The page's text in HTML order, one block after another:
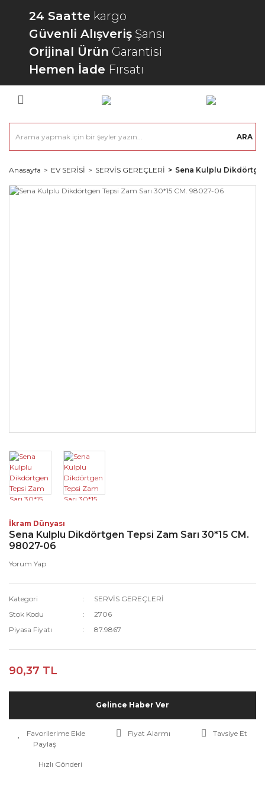
24 Saatte kargo
Güvenli Alışveriş Şansı
Orijinal Ürün Garantisi
Hemen İade Fırsatı
ARA
Anasayfa EV SERİSİ SERVİS GEREÇLERİ Sena Kulplu
İkram Dünyası
Sena Kulplu Dikdörtgen Tepsi Zam Sarı 30*15 CM.
98027-06
Yorum Yap
Kategori
SERVİS GEREÇLERİ
Stok Kodu
2706
Piyasa Fiyatı
87.9867
90,37 TL
Gelince Haber Ver
Fiyat Alarmı
Tavsiye Et
Paylaş
Hızlı Gönderi